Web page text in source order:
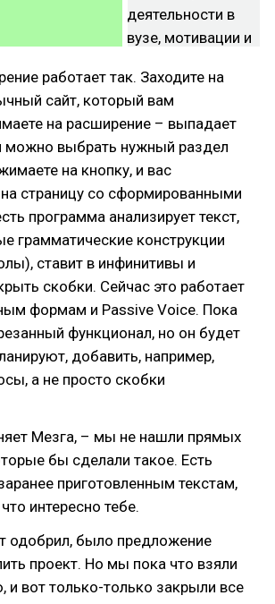
работает так. Заходите на
сайт, который вам
на расширение – выпадает
можно выбрать нужный раздел
на кнопку, и вас
страницу со сформированными
программа анализирует текст,
грамматические конструкции
ставит в инфинитивы и
скобки. Сейчас это работает
формам и Passive Voice. Пока
функционал, но он будет
добавить, например,
а не просто скобки
Мезга, – мы не нашли прямых
бы сделали такое. Есть
приготовленным текстам,
интересно тебе.
одобрил, было предложение
проект. Но мы пока что взяли
и вот только-только закрыли все